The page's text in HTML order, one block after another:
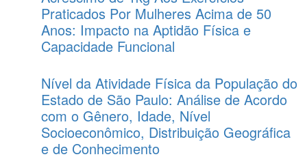
Praticados Por Mulheres Acima de 50
Anos: Impacto na Aptidão Física e
Capacidade Funcional
Nível da Atividade Física da População do
Estado de São Paulo: Análise de Acordo
com o Gênero, Idade, Nível
Socioeconômico, Distribuição Geográfica
e de Conhecimento